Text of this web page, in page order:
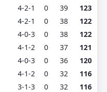
4-2-1 0 39
123
4-2-1 0 38
122
4-0-3 0 38
122
4-1-2 0 37
121
4-0-3 0 36
120
4-1-2 0 32
116
3-1-3 0 32
116